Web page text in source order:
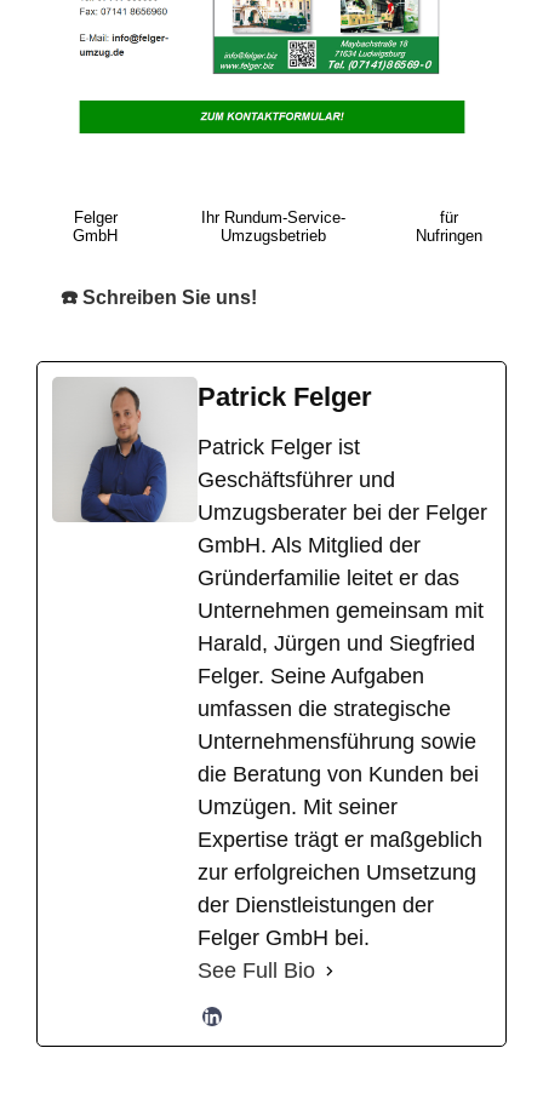
Felger
GmbH
Ihr Rundum-Service-
Umzugsbetrieb
für
Nufringen
☎️ Schreiben Sie uns!
Patrick Felger
​Patrick Felger ist
Geschäftsführer und
Umzugsberater bei der Felger
GmbH. Als Mitglied der
Gründerfamilie leitet er das
Unternehmen gemeinsam mit
Harald, Jürgen und Siegfried
Felger. Seine Aufgaben
umfassen die strategische
Unternehmensführung sowie
die Beratung von Kunden bei
Umzügen. Mit seiner
Expertise trägt er maßgeblich
zur erfolgreichen Umsetzung
der Dienstleistungen der
Felger GmbH bei.
See Full Bio